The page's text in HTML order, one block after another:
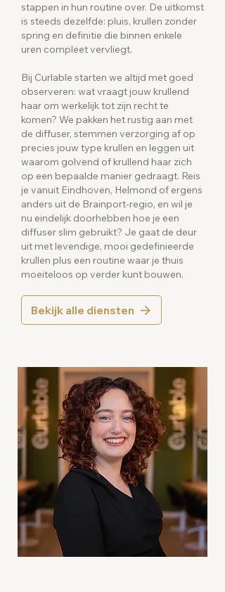
stappen in hun routine over. De uitkomst
is steeds dezelfde: pluis, krullen zonder
spring en definitie die binnen enkele
uren compleet vervliegt.
Bij Curlable starten we altijd met goed
observeren: wat vraagt jouw krullend
haar om werkelijk tot zijn recht te
komen? We pakken het rustig aan met
de diffuser, stemmen verzorging af op
precies jouw type krullen en leggen uit
waarom golvend of krullend haar zich
op een bepaalde manier gedraagt. Reis
je vanuit Eindhoven, Helmond of ergens
anders uit de Brainport-regio, en wil je
nu eindelijk doorhebben hoe je een
diffuser slim gebruikt? Je gaat de deur
uit met levendige, mooi gedefinieerde
krullen plus een routine waar je thuis
moeiteloos op verder kunt bouwen.
Bekijk alle diensten